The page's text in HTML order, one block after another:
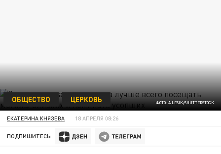
ФОТО: A LESIK/SHUTTERSTOCK
ОБЩЕСТВО ЦЕРКОВЬ
ЕКАТЕРИНА КНЯЗЕВА 18 АПРЕЛЯ 08:26
ПОДПИШИТЕСЬ: